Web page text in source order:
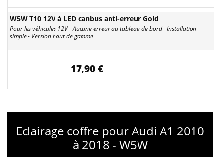
W5W T10 12V à LED canbus anti-erreur Gold
Pour les véhicules 12V - Aucune erreur au tableau de bord - Installation
simple - Version haut de gamme
17,90 €
Eclairage coffre pour Audi A1 2010
à 2018 - W5W